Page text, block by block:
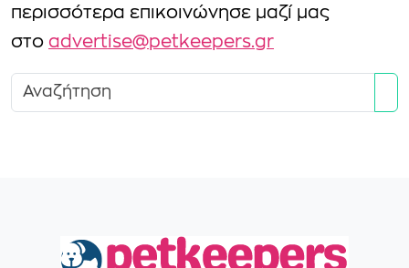
περισσότερα επικοινώνησε μαζί μας
στο advertise@petkeepers.gr